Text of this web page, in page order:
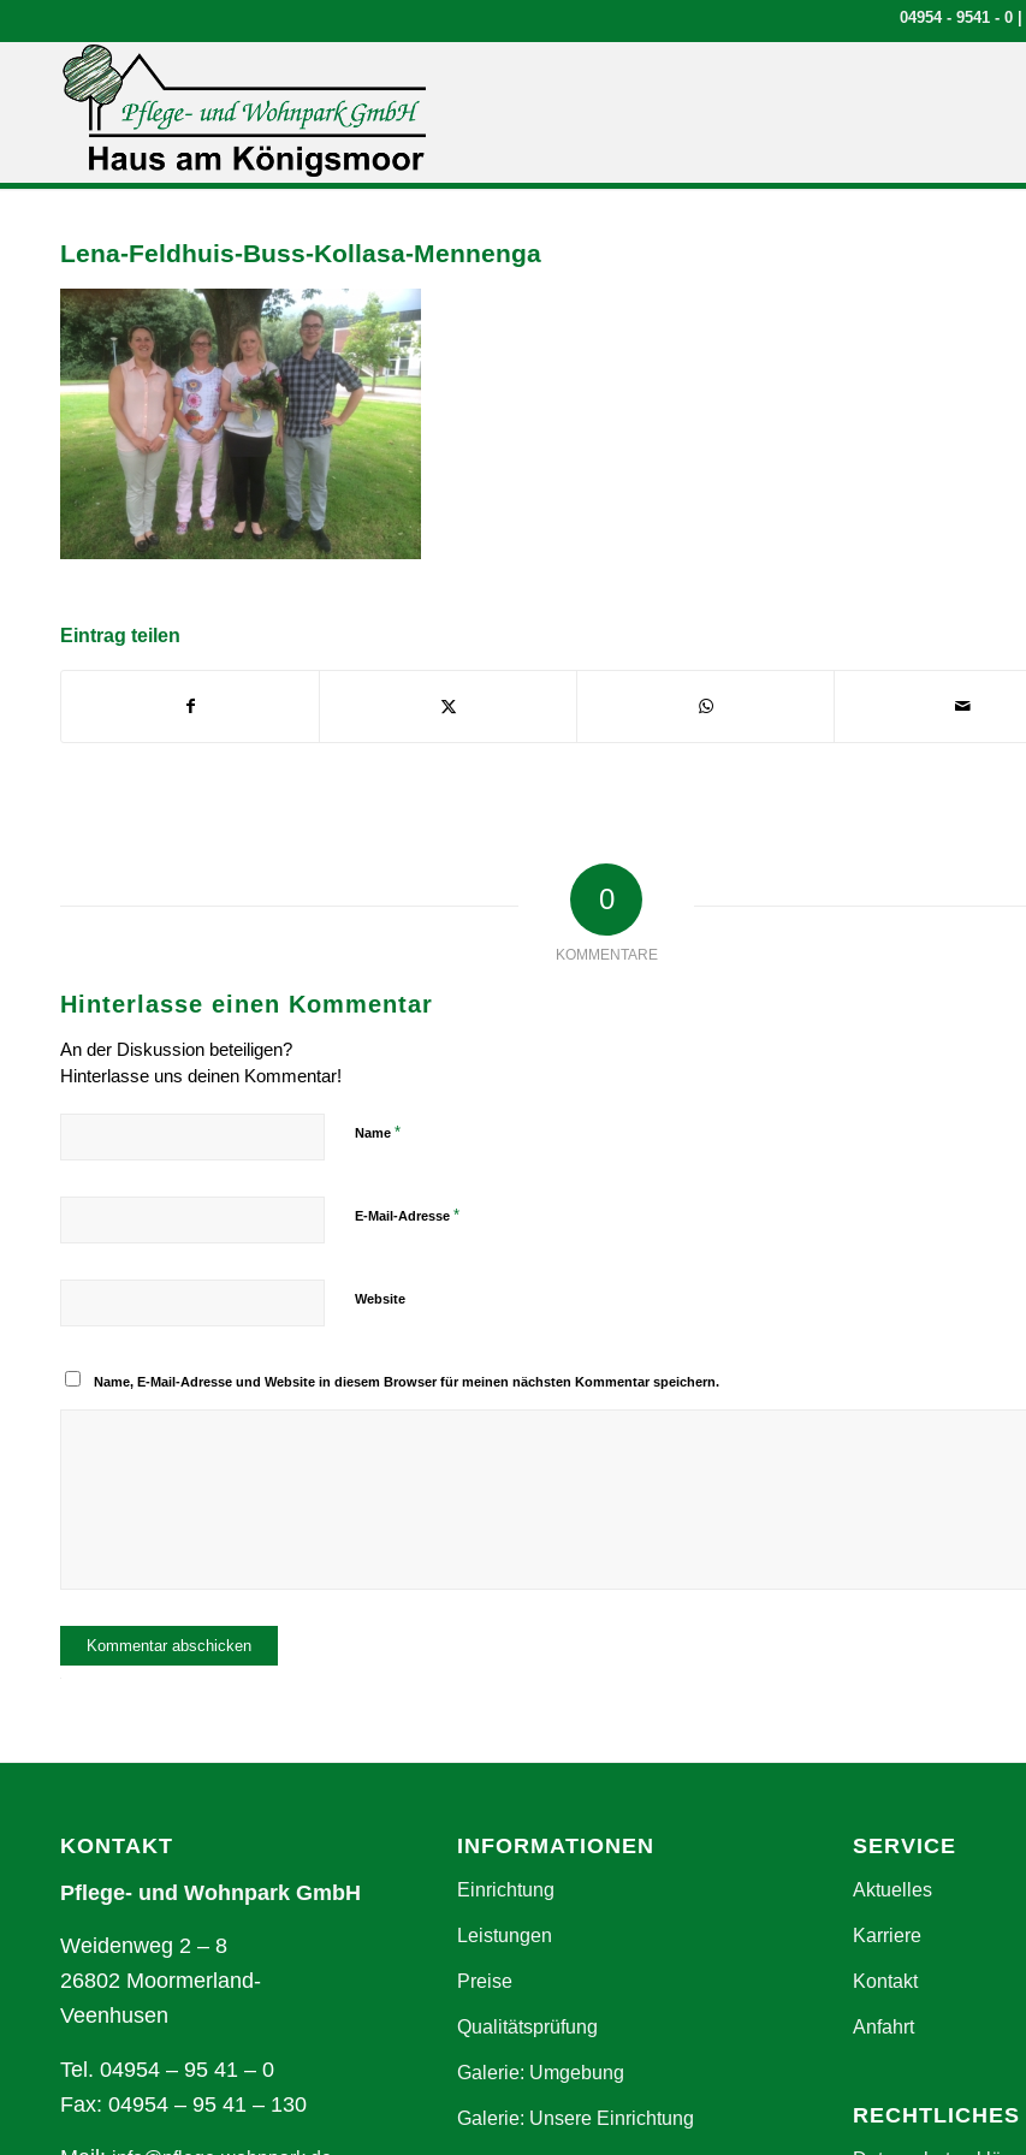
04954 - 9541 - 0
Lena-Feldhuis-Buss-Kollasa-Mennenga
Eintrag teilen
0
KOMMENTARE
Hinterlasse einen Kommentar
An der Diskussion beteiligen?
Hinterlasse uns deinen Kommentar!
Name *
E-Mail-Adresse *
Website
Name, E-Mail-Adresse und Website in diesem Browser für meinen nächsten Kommentar speichern.
KONTAKT
Pflege- und Wohnpark GmbH
Weidenweg 2 – 8
26802 Moormerland-
Veenhusen
Tel. 04954 – 95 41 – 0
Fax: 04954 – 95 41 – 130
INFORMATIONEN
Einrichtung
Leistungen
Preise
Qualitätsprüfung
Galerie: Umgebung
Galerie: Unsere Einrichtung
SERVICE
Aktuelles
Karriere
Kontakt
Anfahrt
RECHTLICHES